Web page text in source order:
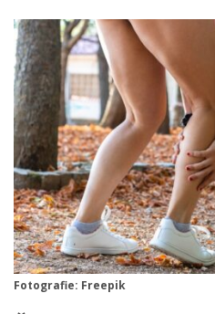
Fotografie: Freepik